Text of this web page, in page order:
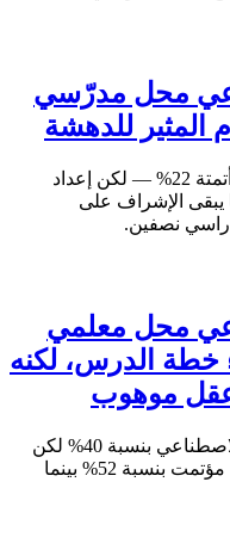
محل مدرّسي
المثير للدهشة
يواجه أساتذة الاقتصاد المنزلي مخاطر أتمتة 22% — لكن إعداد
بنسبة 55% بينما يبقى الإشراف على
محل معلمي
خطة الدرس، لكنه
عقل موهوب
يواجه معلمو الموهوبين تعرضاً للذكاء الاصطناعي بنسبة 40% لكن
خطر أتمتة 15% فقط. تخطيط الدروس مؤتمت بنسبة 52% بينما